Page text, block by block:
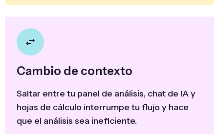
Cambio de contexto
Saltar entre tu panel de análisis, chat de IA y
hojas de cálculo interrumpe tu flujo y hace
que el análisis sea ineficiente.